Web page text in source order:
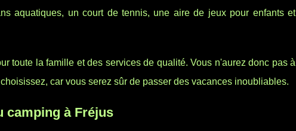
aquatiques, un court de tennis, une aire de jeux pour enfants et
toute la famille et des services de qualité. Vous n'aurez donc pas à
car vous serez sûr de passer des vacances inoubliables.
camping à Fréjus